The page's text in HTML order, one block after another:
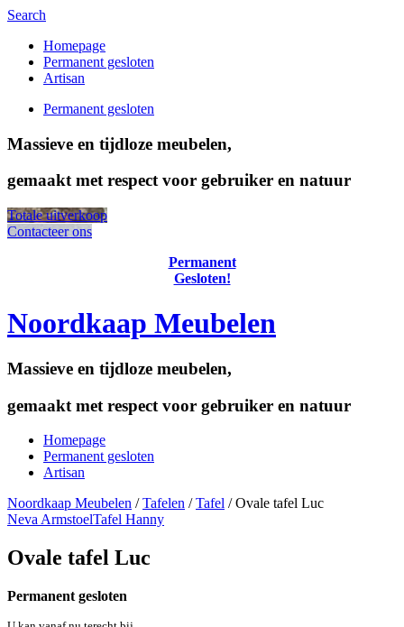
Search
Homepage
Permanent gesloten
Artisan
Permanent gesloten
Massieve en tijdloze meubelen,
gemaakt met respect voor gebruiker en natuur
Totale uitverkoop
Contacteer ons
Permanent
Gesloten!
Noordkaap Meubelen
Massieve en tijdloze meubelen,
gemaakt met respect voor gebruiker en natuur
Homepage
Permanent gesloten
Artisan
Noordkaap Meubelen /Tafelen /Tafel /Ovale tafel Luc
Neva ArmstoelTafel Hanny
Ovale tafel Luc
Permanent gesloten